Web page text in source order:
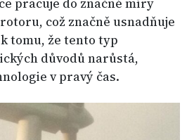
pracuje do značné míry
což značně usnadňuje
tomu, že tento typ
důvodů narůstá,
v pravý čas.